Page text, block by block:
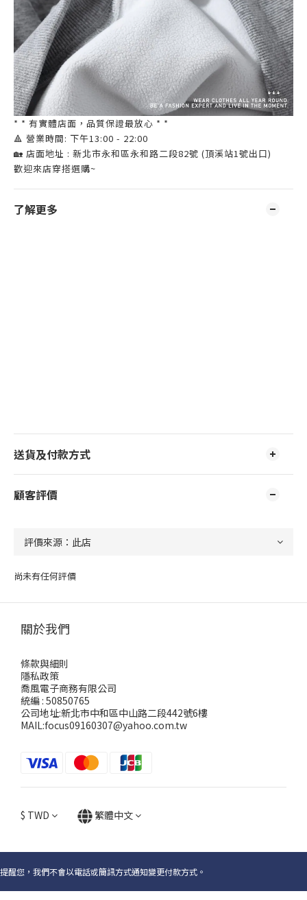
* * 有實體店面，品質保證最放心 * *
🔺 營業時間: 下午13:00 - 22:00
🏡 店面地址 : 新北市永和區永和路二段82號 (頂溪站1號出口)
歡迎來店穿搭選購~
了解更多
送貨及付款方式
顧客評價
尚未有任何評價
關於我們
條款與細則
隱私政策
喬風電子商務有限公司
統編 : 50850765
公司地址:新北市中和區中山路二段442號6樓
MAIL:focus09160307@yahoo.com.tw
$ TWD 繁體中文
提醒您，我們不會以電話或簡訊方式通知變更付款方式。